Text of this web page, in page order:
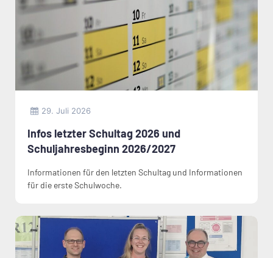
29. Juli 2026
Infos letzter Schultag 2026 und
Schuljahresbeginn 2026/2027
Informationen für den letzten Schultag und Informationen
für die erste Schulwoche.